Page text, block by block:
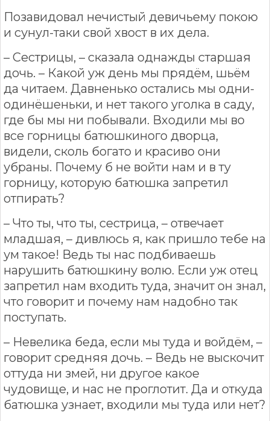
Позавидовал нечистый девичьему покою
и сунул-таки свой хвост в их дела.
– Сестрицы, – сказала однажды старшая
дочь. – Какой уж день мы прядём, шьём
да читаем. Давненько остались мы одни-
одинёшеньки, и нет такого уголка в саду,
где бы мы ни побывали. Входили мы во
все горницы батюшкиного дворца,
видели, сколь богато и красиво они
убраны. Почему б не войти нам и в ту
горницу, которую батюшка запретил
отпирать?
– Что ты, что ты, сестрица, – отвечает
младшая, – дивлюсь я, как пришло тебе на
ум такое! Ведь ты нас подбиваешь
нарушить батюшкину волю. Если уж отец
запретил нам входить туда, значит он знал,
что говорит и почему нам надобно так
поступать.
– Невелика беда, если мы туда и войдём, –
говорит средняя дочь. – Ведь не выскочит
оттуда ни змей, ни другое какое
чудовище, и нас не проглотит. Да и откуда
батюшка узнает, входили мы туда или нет?